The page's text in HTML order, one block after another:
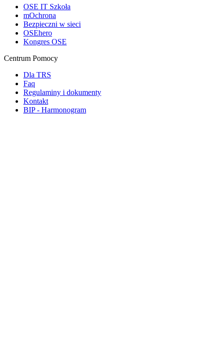
OSE IT Szkoła
mOchrona
Bezpieczni w sieci
OSEhero
Kongres OSE
Centrum Pomocy
Dla TRS
Faq
Regulaminy i dokumenty
Kontakt
BIP - Harmonogram